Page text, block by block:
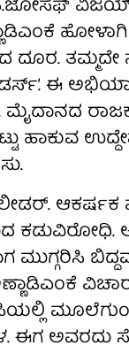
ವಿಜಯ್‌
ದೂರ. ತಮ್ಮದೇ
ಈ
ಮೈದಾನದ
ಆಕರ್ಷಕ
ಕಡುವಿರೋಧಿ.
ಈಗ ಅವರದು